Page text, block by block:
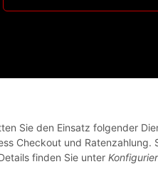
Sie den Einsatz folgender
Checkout und
finden Sie unter